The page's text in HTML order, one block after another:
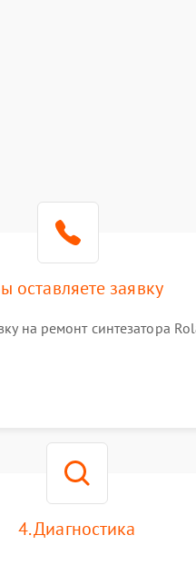
оставляете заявку
на ремонт синтезатора
4. Диагностика